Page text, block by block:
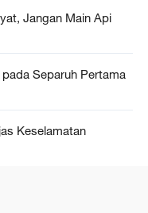
Jangan Main Api
Separuh Pertama
Keselamatan